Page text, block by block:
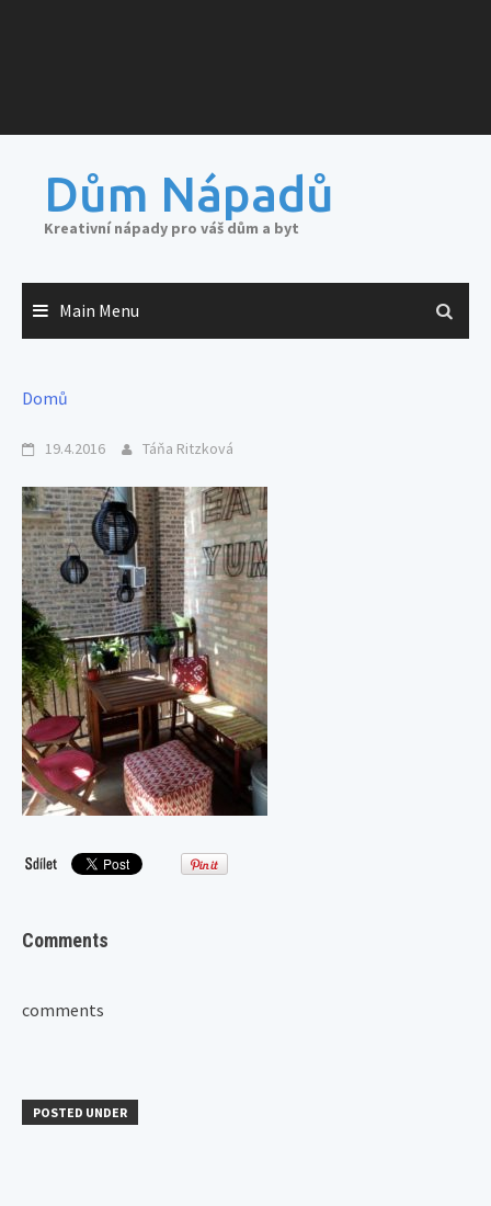
Dům Nápadů
Kreativní nápady pro váš dům a byt
Main Menu
Domů
19.4.2016 Táňa Ritzková
Comments
comments
POSTED UNDER